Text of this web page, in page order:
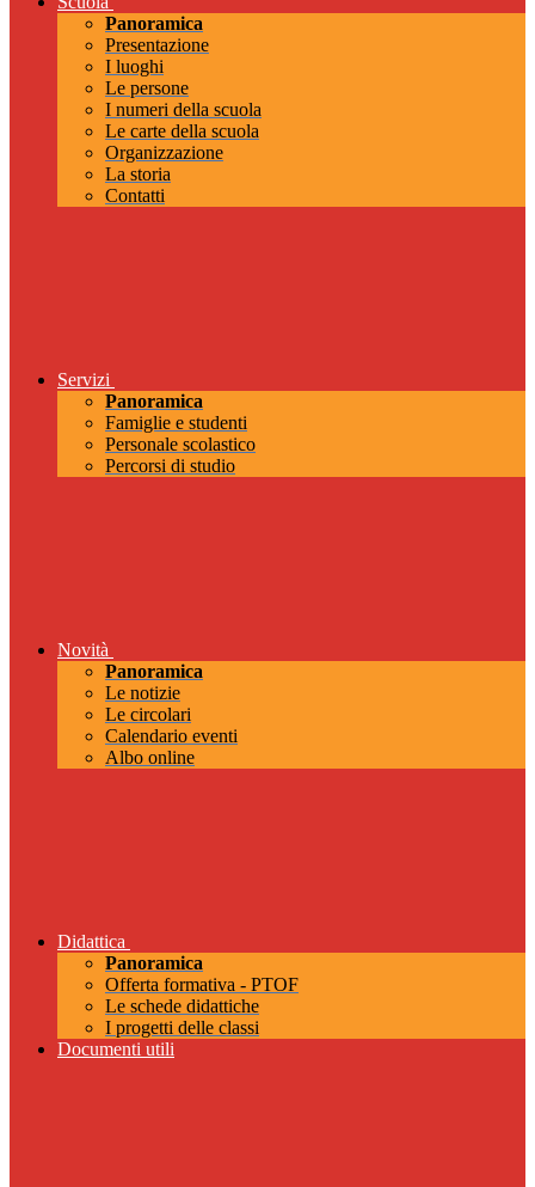
Panoramica
Presentazione
I luoghi
Le persone
I numeri della scuola
Le carte della scuola
Organizzazione
La storia
Contatti
Servizi
Panoramica
Famiglie e studenti
Personale scolastico
Percorsi di studio
Novità
Panoramica
Le notizie
Le circolari
Calendario eventi
Albo online
Didattica
Panoramica
Offerta formativa - PTOF
Le schede didattiche
I progetti delle classi
Documenti utili